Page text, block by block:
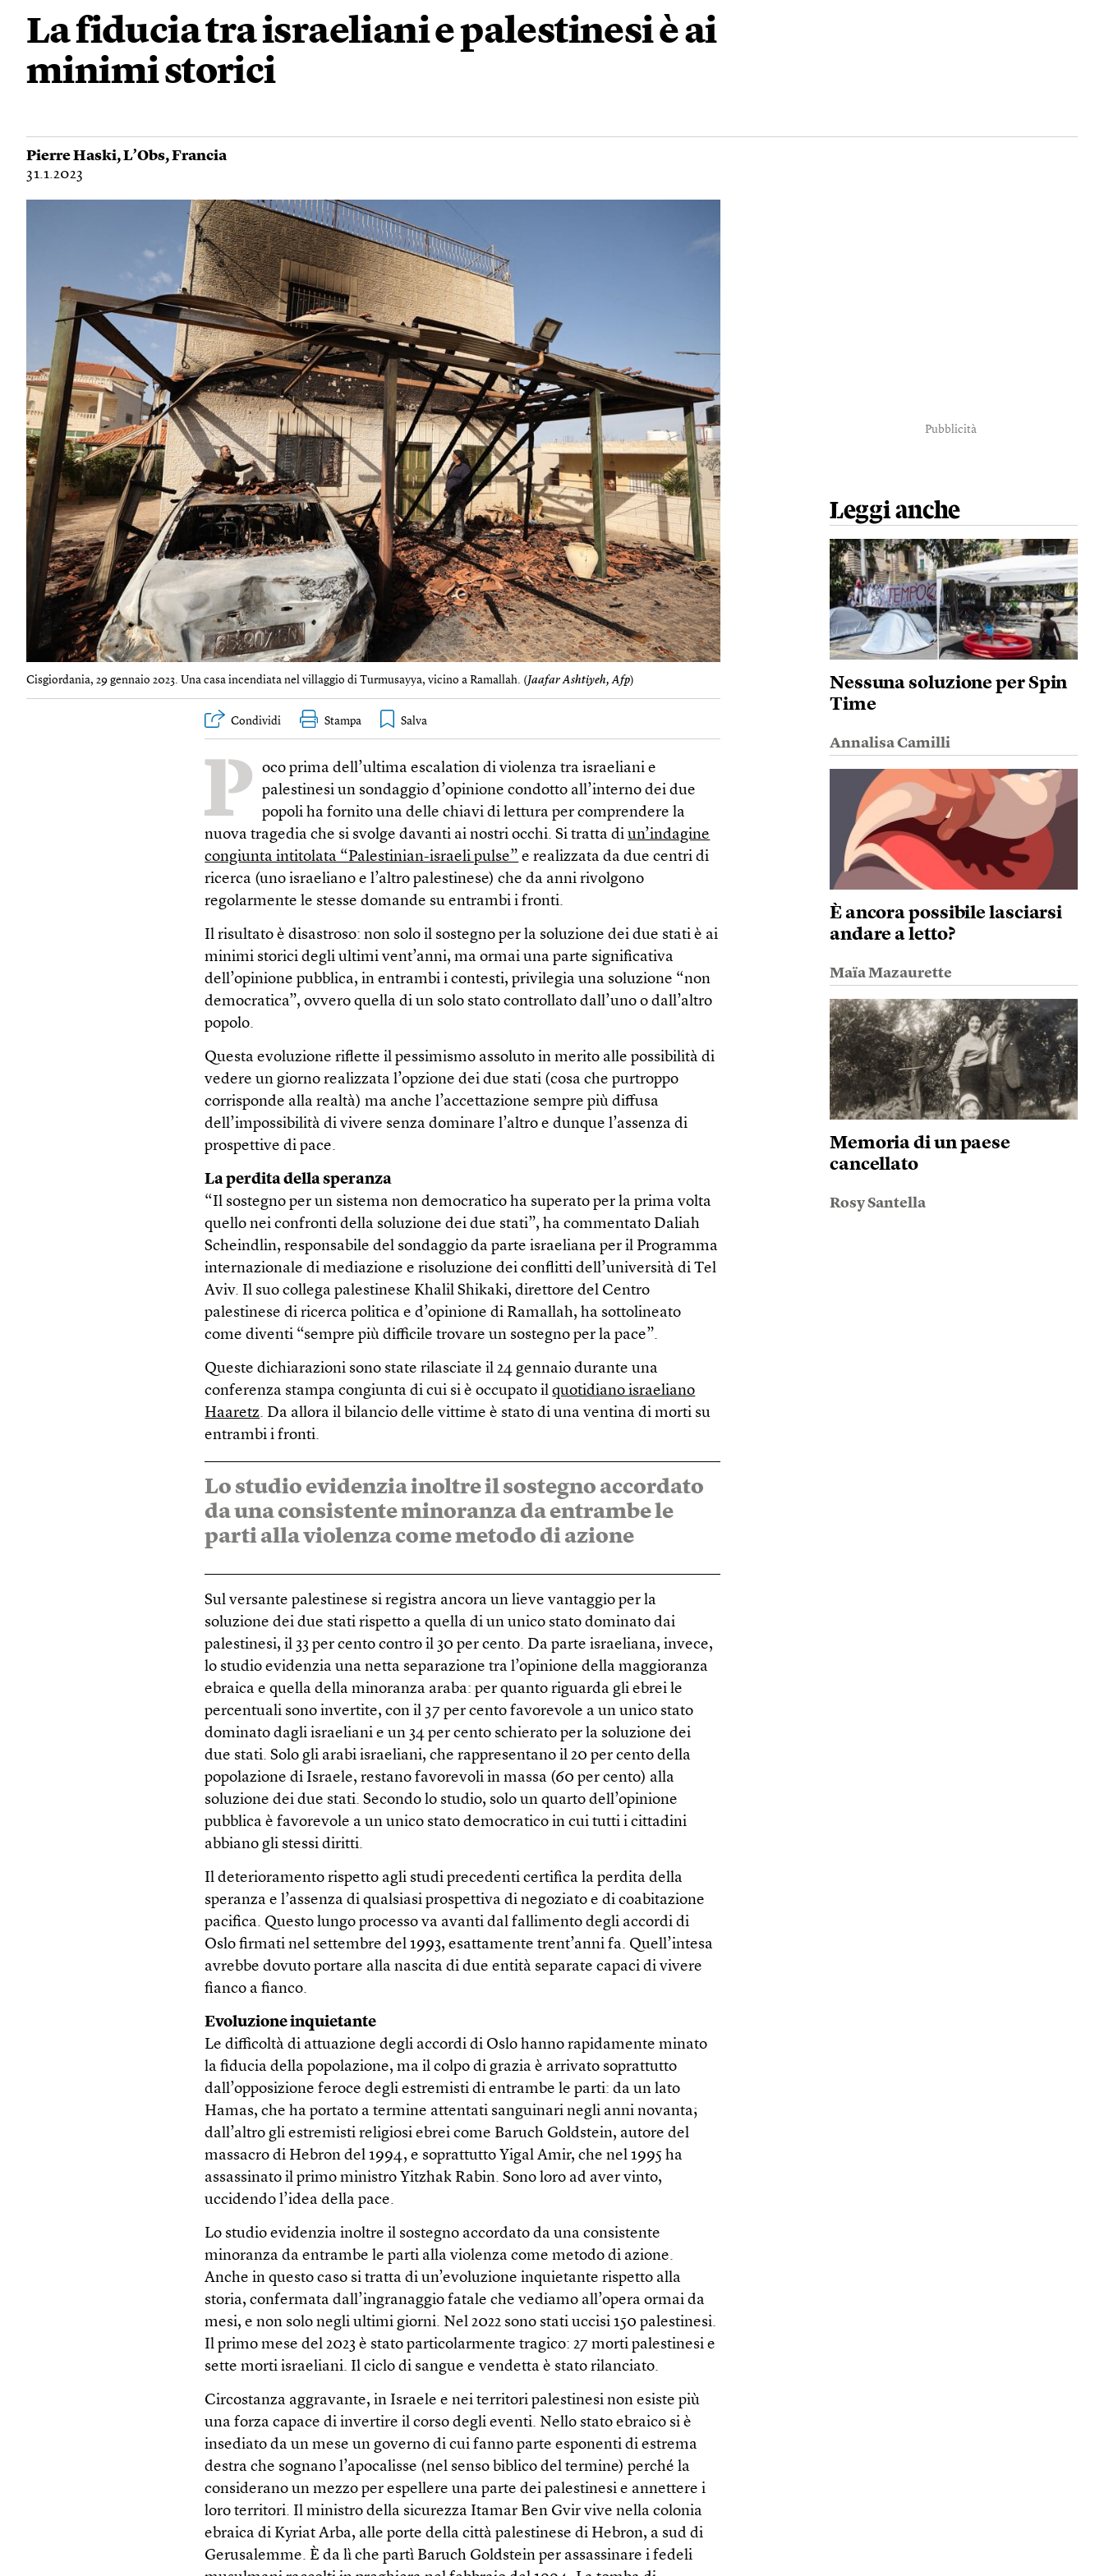
La fiducia tra israeliani e palestinesi è ai
minimi storici
Pierre Haski,L’Obs,Francia
31.1.2023
Cisgiordania, 29 gennaio 2023. Una casa incendiata nel villaggio di Turmusayya, vicino a Ramallah. (Jaafar Ashtiyeh, Afp)
Condividi Stampa
P
oco prima dell’ultima escalation di violenza tra israeliani e
palestinesi un sondaggio d’opinione condotto all’interno dei due
popoli ha fornito una delle chiavi di lettura per comprendere la
nuova tragedia che si svolge davanti ai nostri occhi. Si tratta diun’indagine
congiunta intitolata “Palestinian-israeli pulse” e realizzata da due centri di
ricerca (uno israeliano e l’altro palestinese) che da anni rivolgono
regolarmente le stesse domande su entrambi i fronti.
Il risultato è disastroso: non solo il sostegno per la soluzione dei due stati è ai
minimi storici degli ultimi vent’anni, ma ormai una parte significativa
dell’opinione pubblica, in entrambi i contesti, privilegia una soluzione “non
democratica”, ovvero quella di un solo stato controllato dall’uno o dall’altro
popolo.
Questa evoluzione riflette il pessimismo assoluto in merito alle possibilità di
vedere un giorno realizzata l’opzione dei due stati (cosa che purtroppo
corrisponde alla realtà) ma anche l’accettazione sempre più diffusa
dell’impossibilità di vivere senza dominare l’altro e dunque l’assenza di
prospettive di pace.
La perdita della speranza
“Il sostegno per un sistema non democratico ha superato per la prima volta
quello nei confronti della soluzione dei due stati”, ha commentato Daliah
Scheindlin, responsabile del sondaggio da parte israeliana per il Programma
internazionale di mediazione e risoluzione dei conflitti dell’università di Tel
Aviv. Il suo collega palestinese Khalil Shikaki, direttore del Centro
palestinese di ricerca politica e d’opinione di Ramallah, ha sottolineato
come diventi “sempre più difficile trovare un sostegno per la pace”.
Queste dichiarazioni sono state rilasciate il 24 gennaio durante una
conferenza stampa congiunta di cui si è occupato ilquotidiano israeliano
Haaretz. Da allora il bilancio delle vittime è stato di una ventina di morti su
entrambi i fronti.
Lo studio evidenzia inoltre il sostegno accordato
da una consistente minoranza da entrambe le
parti alla violenza come metodo di azione
Sul versante palestinese si registra ancora un lieve vantaggio per la
soluzione dei due stati rispetto a quella di un unico stato dominato dai
palestinesi, il 33 per cento contro il 30 per cento. Da parte israeliana, invece,
lo studio evidenzia una netta separazione tra l’opinione della maggioranza
ebraica e quella della minoranza araba: per quanto riguarda gli ebrei le
percentuali sono invertite, con il 37 per cento favorevole a un unico stato
dominato dagli israeliani e un 34 per cento schierato per la soluzione dei
due stati. Solo gli arabi israeliani, che rappresentano il 20 per cento della
popolazione di Israele, restano favorevoli in massa (60 per cento) alla
soluzione dei due stati. Secondo lo studio, solo un quarto dell’opinione
pubblica è favorevole a un unico stato democratico in cui tutti i cittadini
abbiano gli stessi diritti.
Il deterioramento rispetto agli studi precedenti certifica la perdita della
speranza e l’assenza di qualsiasi prospettiva di negoziato e di coabitazione
pacifica. Questo lungo processo va avanti dal fallimento degli accordi di
Oslo firmati nel settembre del 1993, esattamente trent’anni fa. Quell’intesa
avrebbe dovuto portare alla nascita di due entità separate capaci di vivere
fianco a fianco.
Evoluzione inquietante
Le difficoltà di attuazione degli accordi di Oslo hanno rapidamente minato
la fiducia della popolazione, ma il colpo di grazia è arrivato soprattutto
dall’opposizione feroce degli estremisti di entrambe le parti: da un lato
Hamas, che ha portato a termine attentati sanguinari negli anni novanta;
dall’altro gli estremisti religiosi ebrei come Baruch Goldstein, autore del
massacro di Hebron del 1994, e soprattutto Yigal Amir, che nel 1995 ha
assassinato il primo ministro Yitzhak Rabin. Sono loro ad aver vinto,
uccidendo l’idea della pace.
Lo studio evidenzia inoltre il sostegno accordato da una consistente
minoranza da entrambe le parti alla violenza come metodo di azione.
Anche in questo caso si tratta di un’evoluzione inquietante rispetto alla
storia, confermata dall’ingranaggio fatale che vediamo all’opera ormai da
mesi, e non solo negli ultimi giorni. Nel 2022 sono stati uccisi 150 palestinesi.
Il primo mese del 2023 è stato particolarmente tragico: 27 morti palestinesi e
sette morti israeliani. Il ciclo di sangue e vendetta è stato rilanciato.
Circostanza aggravante, in Israele e nei territori palestinesi non esiste più
una forza capace di invertire il corso degli eventi. Nello stato ebraico si è
insediato da un mese un governo di cui fanno parte esponenti di estrema
destra che sognano l’apocalisse (nel senso biblico del termine) perché la
considerano un mezzo per espellere una parte dei palestinesi e annettere i
loro territori. Il ministro della sicurezza Itamar Ben Gvir vive nella colonia
ebraica di Kyriat Arba, alle porte della città palestinese di Hebron, a sud di
Gerusalemme. È da lì che partì Baruch Goldstein per assassinare i fedeli
Pubblicità
Leggi anche
Nessuna soluzione per Spin
Time
Annalisa Camilli
È ancora possibile lasciarsi
andare a letto?
Maïa Mazaurette
Memoria di un paese
cancellato
Rosy Santella